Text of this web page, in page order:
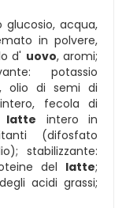
glucosio, acqua,
in polvere,
d' uovo, aromi;
potassio
olio di semi di
fecola di
latte intero in
(difosfato
stabilizzante:
del latte;
acidi grassi;